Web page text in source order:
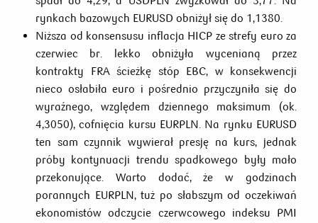
rynkach bazowych EURUSD obniżył się do 1,1380.
Niższa od konsensusu inflacja HICP ze strefy euro za
czerwiec br. lekko obniżyła wycenianą przez
kontrakty FRA ścieżkę stóp EBC, w konsekwencji
nieco osłabiła euro i pośrednio przyczyniła się do
wyraźnego, względem dziennego maksimum (ok.
4,3050), cofnięcia kursu EURPLN. Na rynku EURUSD
ten sam czynnik wywierał presję na kurs, jednak
próby kontynuacji trendu spadkowego były mało
przekonujące. Warto dodać, że w godzinach
porannych EURPLN, tuż po słabszym od oczekiwań
ekonomistów odczycie czerwcowego indeksu PMI